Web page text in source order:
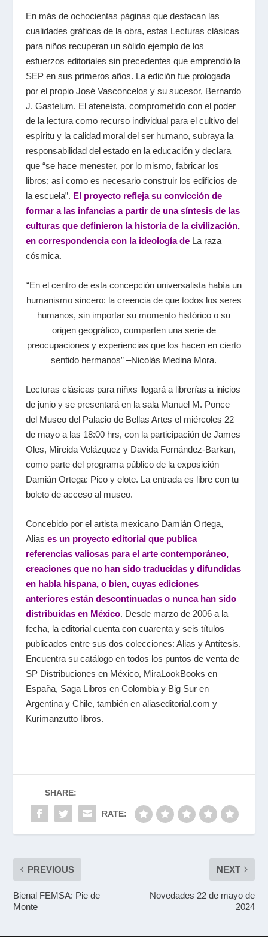
En más de ochocientas páginas que destacan las
cualidades gráficas de la obra, estas Lecturas clásicas
para niños recuperan un sólido ejemplo de los
esfuerzos editoriales sin precedentes que emprendió la
SEP en sus primeros años. La edición fue prologada
por el propio José Vasconcelos y su sucesor, Bernardo
J. Gastelum. El ateneísta, comprometido con el poder
de la lectura como recurso individual para el cultivo del
espíritu y la calidad moral del ser humano, subraya la
responsabilidad del estado en la educación y declara
que “se hace menester, por lo mismo, fabricar los
libros; así como es necesario construir los edificios de
la escuela”. El proyecto refleja su convicción de
formar a las infancias a partir de una síntesis de las
culturas que definieron la historia de la civilización,
en correspondencia con la ideología de La raza
cósmica.
“En el centro de esta concepción universalista había un
humanismo sincero: la creencia de que todos los seres
humanos, sin importar su momento histórico o su
origen geográfico, comparten una serie de
preocupaciones y experiencias que los hacen en cierto
sentido hermanos” –Nicolás Medina Mora.
Lecturas clásicas para niñxs llegará a librerías a inicios
de junio y se presentará en la sala Manuel M. Ponce
del Museo del Palacio de Bellas Artes el miércoles 22
de mayo a las 18:00 hrs, con la participación de James
Oles, Mireida Velázquez y Davida Fernández-Barkan,
como parte del programa público de la exposición
Damián Ortega: Pico y elote. La entrada es libre con tu
boleto de acceso al museo.
Concebido por el artista mexicano Damián Ortega,
Alias es un proyecto editorial que publica
referencias valiosas para el arte contemporáneo,
creaciones que no han sido traducidas y difundidas
en habla hispana, o bien, cuyas ediciones
anteriores están descontinuadas o nunca han sido
distribuidas en México. Desde marzo de 2006 a la
fecha, la editorial cuenta con cuarenta y seis títulos
publicados entre sus dos colecciones: Alias y Antítesis.
Encuentra su catálogo en todos los puntos de venta de
SP Distribuciones en México, MiraLookBooks en
España, Saga Libros en Colombia y Big Sur en
Argentina y Chile, también en aliaseditorial.com y
Kurimanzutto libros.
SHARE:
RATE:
PREVIOUS
Bienal FEMSA: Pie de
Monte
NEXT
Novedades 22 de mayo de
2024